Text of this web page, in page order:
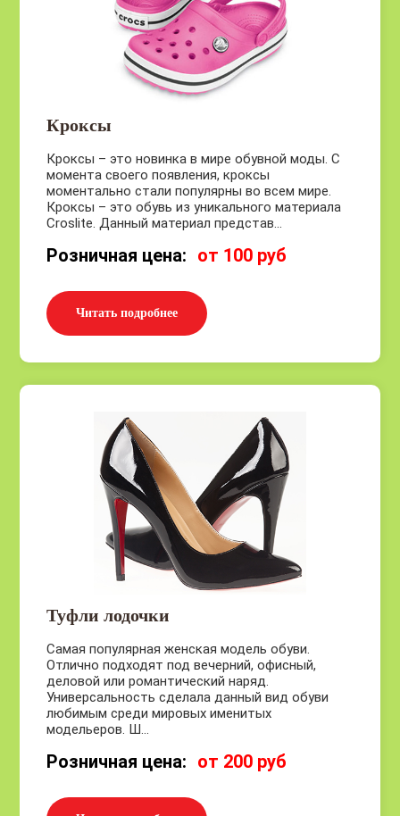
Кроксы
Кроксы – это новинка в мире обувной моды. С
момента своего появления, кроксы
моментально стали популярны во всем мире.
Кроксы – это обувь из уникального материала
Croslite. Данный материал представ...
Розничная цена: от 100 руб
Читать подробнее
Туфли лодочки
Самая популярная женская модель обуви.
Отлично подходят под вечерний, офисный,
деловой или романтический наряд.
Универсальность сделала данный вид обуви
любимым среди мировых именитых
модельеров. Ш...
Розничная цена: от 200 руб